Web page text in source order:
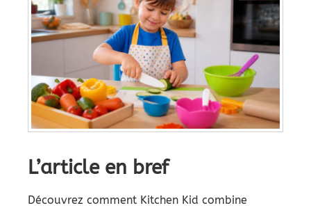
L’article en bref
Découvrez comment Kitchen Kid combine